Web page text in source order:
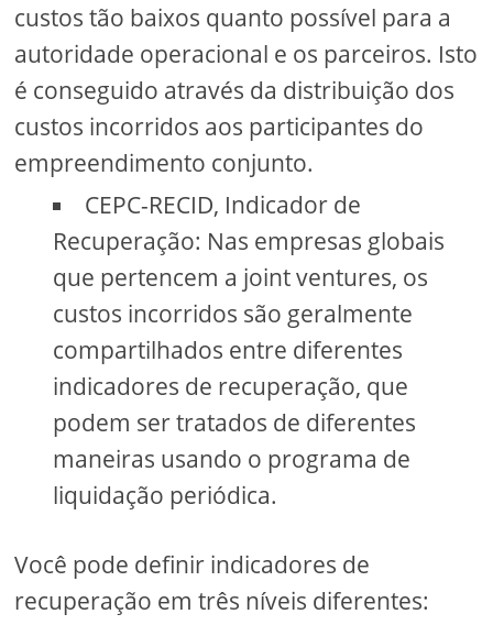
custos tão baixos quanto possível para a
autoridade operacional e os parceiros. Isto
é conseguido através da distribuição dos
custos incorridos aos participantes do
empreendimento conjunto.
CEPC-RECID, Indicador de
Recuperação: Nas empresas globais
que pertencem a joint ventures, os
custos incorridos são geralmente
compartilhados entre diferentes
indicadores de recuperação, que
podem ser tratados de diferentes
maneiras usando o programa de
liquidação periódica.
Você pode definir indicadores de
recuperação em três níveis diferentes: